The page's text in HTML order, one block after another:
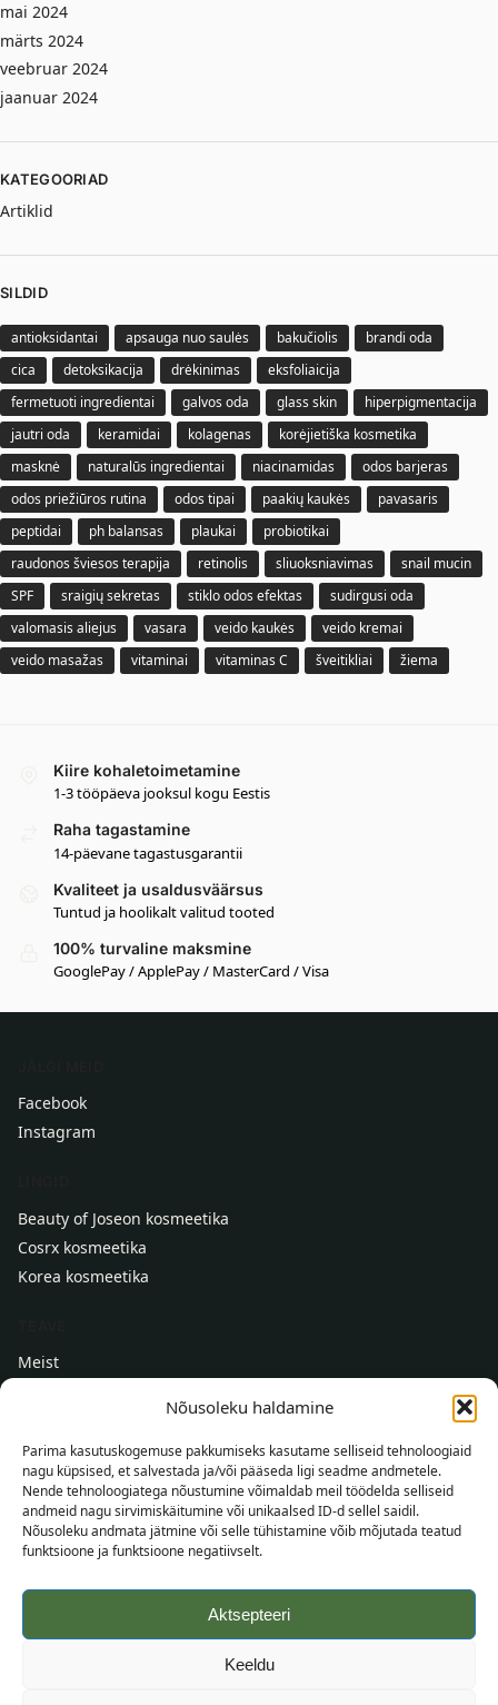
Nõusoleku haldamine
Parima kasutuskogemuse pakkumiseks kasutame selliseid tehnoloogiaid
nagu küpsised, et salvestada ja/või pääseda ligi seadme andmetele.
Nende tehnoloogiatega nõustumine võimaldab meil töödelda selliseid
andmeid nagu sirvimiskäitumine või unikaalsed ID-d sellel saidil.
Nõusoleku andmata jätmine või selle tühistamine võib mõjutada teatud
funktsioone ja funktsioone negatiivselt.
Aktsepteeri
Keeldu
mai 2024
märts 2024
veebruar 2024
jaanuar 2024
KATEGOORIAD
Artiklid
SILDID
antioksidantai apsauga nuo saulės bakučiolis
brandi oda
cica
detoksikacija drėkinimas
eksfoliaicija
fermetuoti ingredientai
galvos oda glass skin
hiperpigmentacija
jautri oda
keramidai kolagenas
korėjietiška kosmetika
masknė
naturalūs ingredientai niacinamidas
odos barjeras
odos priežiūros rutina
odos tipai paakių kaukės
pavasaris
peptidai
ph balansas plaukai
probiotikai
raudonos šviesos terapija
retinolis sliuoksniavimas
snail mucin
SPF
sraigių sekretas stiklo odos efektas
sudirgusi oda
valomasis aliejus
vasara veido kaukės
veido kremai
veido masažas
vitaminai vitaminas C šveitikliai žiema
Kiire kohaletoimetamine
1-3 tööpäeva jooksul kogu Eestis
Raha tagastamine
14-päevane tagastusgarantii
Kvaliteet ja usaldusväärsus
Tuntud ja hoolikalt valitud tooted
100% turvaline maksmine
GooglePay / ApplePay / MasterCard / Visa
Facebook
Instagram
Beauty of Joseon kosmeetika
Cosrx kosmeetika
Korea kosmeetika
Meist
TEAVE OSTJALE
Tarnetingimused
Tingimused
Privaatsuspoliitika
Veebikaart